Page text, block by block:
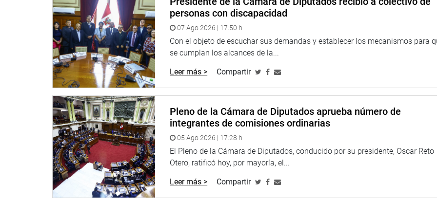
IMPROCEDENTES
En otro momento, la subcomisión declaró improcedente, por mayoría, la Denuncia Constitucional N.° 617,
presentada por el congresista Jorge Luis Flores Ancachi contra Francisco Artemio Távara Córdova, miembro de
la Junta Nacional de Justicia.
También se declaró inadmisible a trámite la Denuncia Constitucional N.° 684, formulada por el ciudadano Ítalo
Víctor Ismodes Bustamante contra el fiscal supremo Juan Carlos Villena Campana y la fiscal adjunta suprema
Ellyde SeCilia Hinojosa Cuba.
La decisión se aprobó por mayoría, con 12 votos a favor, 1 en contra y ninguna abstención. No obstante, el
informe recomendó otorgar al denunciante un plazo de tres días hábiles para que subsane la omisión advertida y
presente copia íntegra de la carpeta fiscal correspondiente. En caso contrario, el expediente pasará al archivo.
Asimismo, la subcomisión declaró improcedente la Denuncia Constitucional N.° 690, presentada por la
ciudadana Vannessa Gissella Jiménez Martel, representante del Sindicato de Trabajadores de la Contraloría
General de la República, contra el excontralor general Nelson Eduardo Shack Yalta.
AUDIENCIA DE DENUNCIA CONTRA CASTILLO, BELLIDO, VÁSQUEZ Y FRANCKE
personas con discapacidad
07 Ago 2026 | 17:50 h
Con el objeto de escuchar sus demandas y establecer los mecanismos para
se cumplan los alcances de la...
Leer más > Compartir
Pleno de la Cámara de Diputados aprueba número de
integrantes de comisiones ordinarias
05 Ago 2026 | 17:28 h
El Pleno de la Cámara de Diputados, conducido por su presidente, Oscar Reto
Otero, ratificó hoy, por mayoría, el...
Leer más > Compartir